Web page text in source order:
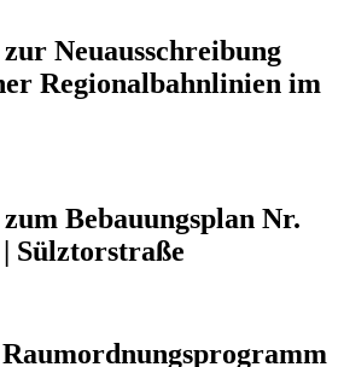
Neuausschreibung
Regionalbahnlinien im
Bebauungsplan Nr.
Sülztorstraße